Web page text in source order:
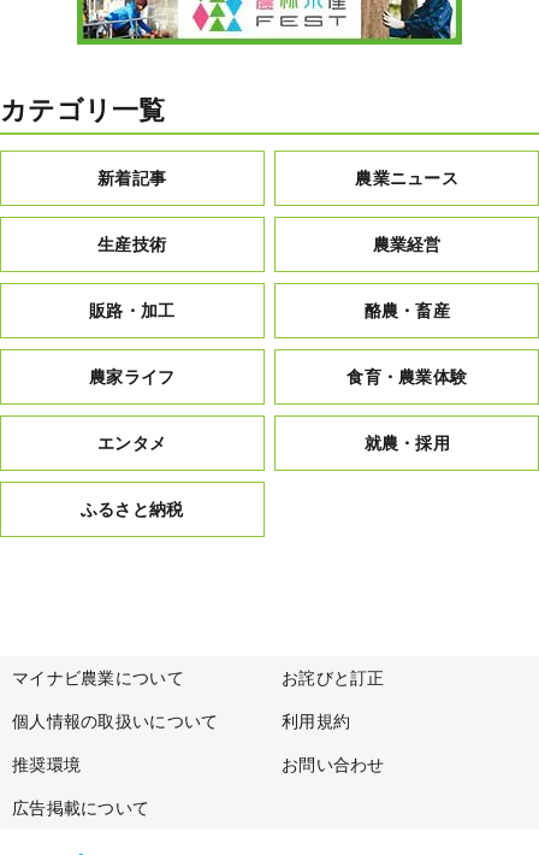
カテゴリ一覧
新着記事 農業ニュース
生産技術 農業経営
販路・加工 酪農・畜産
農家ライフ 食育・農業体験
エンタメ 就農・採用
ふるさと納税
マイナビ農業について お詫びと訂正
個人情報の取扱いについて 利用規約
推奨環境 お問い合わせ
広告掲載について